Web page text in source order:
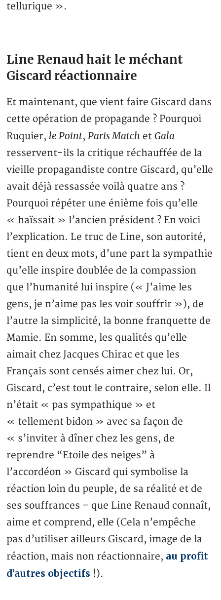
tellurique ».
Line Renaud hait le méchant
Giscard réactionnaire
Et maintenant, que vient faire Giscard dans
cette opération de propagande ? Pourquoi
Ruquier, le Point,Paris Match et Gala
resservent-ils la critique réchauffée de la
vieille propagandiste contre Giscard, qu’elle
avait déjà ressassée voilà quatre ans ?
Pourquoi répéter une énième fois qu’elle
« haïssait » l’ancien président ? En voici
l’explication. Le truc de Line, son autorité,
tient en deux mots, d’une part la sympathie
qu’elle inspire doublée de la compassion
que l’humanité lui inspire (« J’aime les
gens, je n’aime pas les voir souffrir »), de
l’autre la simplicité, la bonne franquette de
Mamie. En somme, les qualités qu’elle
aimait chez Jacques Chirac et que les
Français sont censés aimer chez lui. Or,
Giscard, c’est tout le contraire, selon elle. Il
n’était « pas sympathique » et
« tellement bidon » avec sa façon de
« s’inviter à dîner chez les gens, de
reprendre “Etoile des neiges” à
l’accordéon » Giscard qui symbolise la
réaction loin du peuple, de sa réalité et de
ses souffrances – que Line Renaud connaît,
aime et comprend, elle (Cela n’empêche
pas d’utiliser ailleurs Giscard, image de la
réaction, mais non réactionnaire, au profit
d’autres objectifs !).